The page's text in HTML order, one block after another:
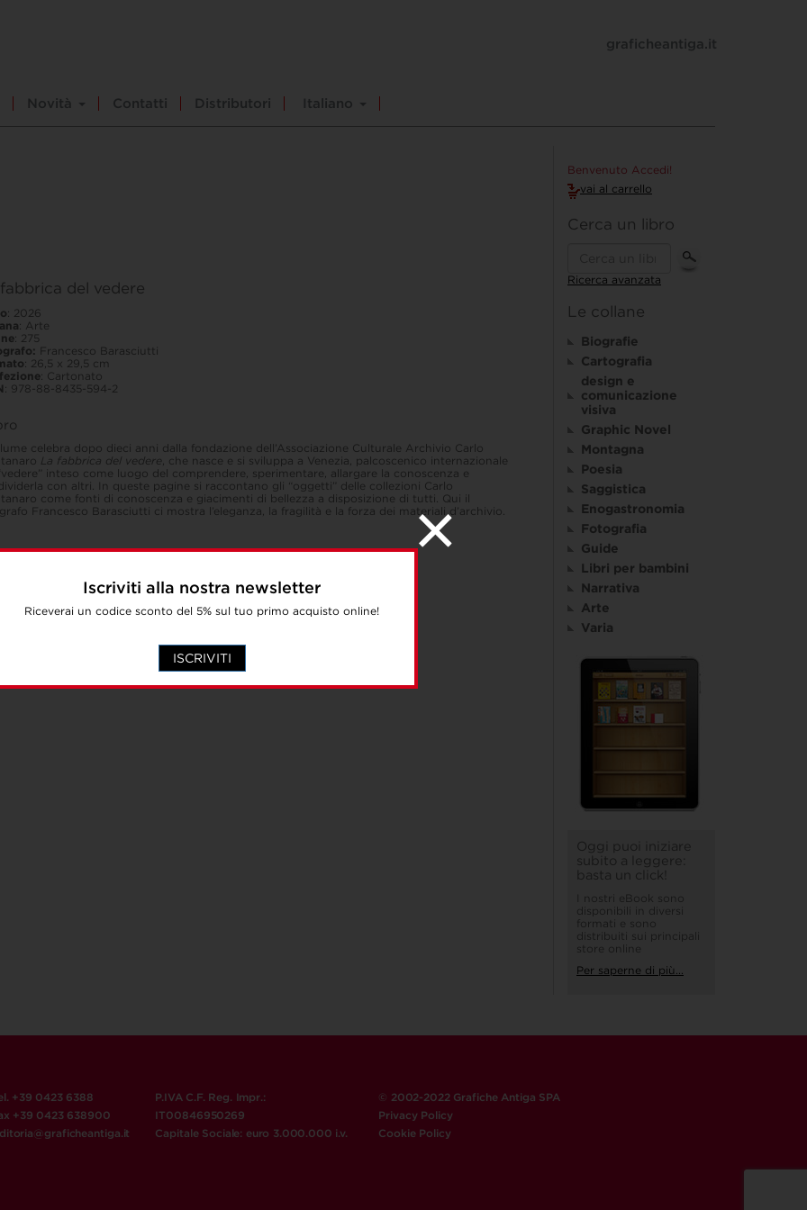
Iscriviti alla nostra newsletter
Riceverai un codice sconto del 5% sul tuo primo acquisto online!
ISCRIVITI
Novità Contatti Distributori Italiano
graficheantiga.it
del vedere
: 2026
: Arte
: 275
Francesco Barasciutti
: 26,5 x 29,5 cm
: Cartonato
: 978-88-8435-594-2
celebra dopo dieci anni dalla fondazione dell’Associazione Culturale Archivio Carlo
La fabbrica del vedere, che nasce e si sviluppa a Venezia, palcoscenico internazionale
inteso come luogo del comprendere, sperimentare, allargare la conoscenza e
con altri. In queste pagine si raccontano gli “oggetti” delle collezioni Carlo
come fonti di conoscenza e giacimenti di bellezza a disposizione di tutti. Qui il
Francesco Barasciutti ci mostra l’eleganza, la fragilità e la forza dei materiali d’archivio.
Benvenuto Accedi!
vai al carrello
Cerca un libro
Ricerca avanzata
Le collane
Biografie
Cartografia
design e
comunicazione
visiva
Graphic Novel
Montagna
Poesia
Saggistica
Enogastronomia
Fotografia
Guide
Libri per bambini
Narrativa
Arte
Varia
Oggi puoi iniziare
subito a leggere:
basta un click!
I nostri eBook sono
disponibili in diversi
formati e sono
distribuiti sui principali
store online
Per saperne di più...
+39 0423 6388
+39 0423 638900
P.IVA C.F. Reg. Impr.:
IT00846950269
Capitale Sociale: euro 3.000.000 i.v.
© 2002-2022 Grafiche Antiga SPA
Privacy Policy
Cookie Policy